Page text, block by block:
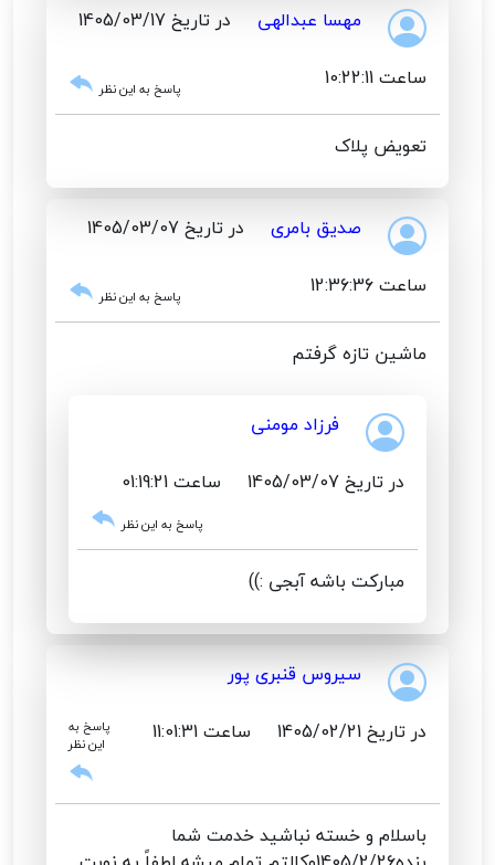
مهسا عبدالهی
در تاریخ 1405/03/17
ساعت 10:22:11
پاسخ به این نظر
تعویض پلاک
صدیق بامری
در تاریخ 1405/03/07
ساعت 12:36:36
پاسخ به این نظر
ماشین تازه گرفتم
فرزاد مومنی
در تاریخ 1405/03/07
ساعت 01:19:21
پاسخ به این نظر
مبارکت باشه آبجی :))
سیروس قنبری پور
در تاریخ 1405/02/21
ساعت 11:01:31
پاسخ به
این نظر
باسلام و خسته نباشید خدمت شما